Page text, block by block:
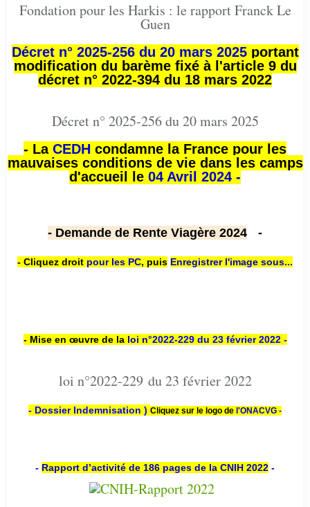
Fondation pour les Harkis : le rapport Franck Le
Guen
Décret n° 2025-256 du 20 mars 2025portant
modification du barème fixé à l'article 9 du
décret n° 2022-394 du 18 mars 2022
Décret n° 2025-256 du 20 mars 2025
- La CEDH condamne la France pour les
mauvaises conditions de vie dans les camps
d'accueil le 04 Avril 2024 -
- Demande de Rente Viagère 2024 -
- Cliquez droit pour les PC, puis Enregistrer l'image sous...
- Mise en œuvre de la loi n°2022-229 du 23 février 2022 -
loi n°2022-229 du 23 février 2022
- Dossier Indemnisation ) Cliquez sur le logo de l'ONACVG -
- Rapport d’activité de 186 pages de la CNIH 2022 -